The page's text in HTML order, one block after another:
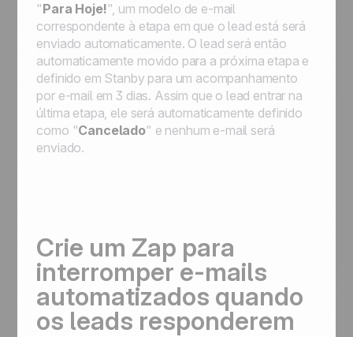
"Para Hoje!", um modelo de e-mail
correspondente à etapa em que o lead está será
enviado automaticamente. O lead será então
automaticamente movido para a próxima etapa e
definido em Stanby para um acompanhamento
por e-mail em 3 dias. Assim que o lead entrar na
última etapa, ele será automaticamente definido
como "Cancelado" e nenhum e-mail será
enviado.
Crie um Zap para
interromper e-mails
automatizados quando
os leads responderem